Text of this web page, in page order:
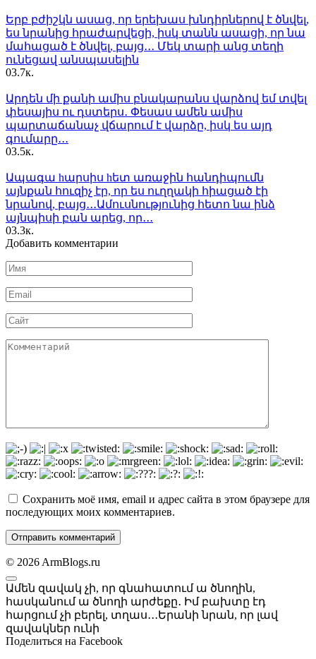
Երբ բժիշկն ասաց, որ երեխաս խնդիրներով է ծնվել,
ես նրանից հրաժարվեցի, իսկ տանն ասացի, որ նա
մահացած է ծնվել, բայց․․․ Մեկ տարի անց տեղի
ունեցավ անսպասելին
03.7к.
Արդեն մի քանի ամիս բնակարանս վարձով եմ տվել
փեսայիս ու դստերս․ Փեսաս ամեն ամիս
պարտաճանաչ վճարում է վարձը, իսկ ես այդ
գումարը․․․
03.5к.
Ապագա hարսիս hետ առաջին հանդիպումն
այնքան հուզիչ էր, որ ես ուղղակի հիացած էի
նրանով, բայց․․․Ամուսնությունից հետո նա ինձ
այնպիսի բան արեց, որ․․․
03.3к.
Добавить комментарии
Имя
*
Email
*
Сайт
Комментарий
Сохранить моё имя, email и адрес сайта в этом браузере для
последующих моих комментариев.
© 2026 ArmBlogs.ru
Ամեն զավակ չի, որ գնահատում ա ծնողին,
հասկանում ա ծնողի արժեքը․ Իմ բախտը էդ
հարցում չի բերել, տղաս․․․Երանի նրան, որ լավ
զավակներ ունի
Поделиться на Facebook